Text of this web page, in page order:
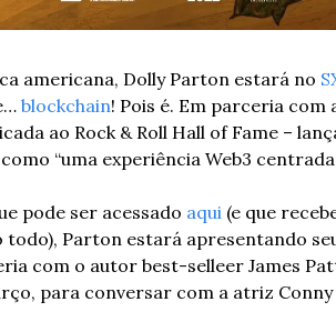
americana, Dolly Parton estará no
blockchain! Pois é. Em parceria
ao Rock & Roll Hall of Fame –
“uma experiência Web3 centrada
pode ser acessado aqui (e que
com o autor best-selleer James
para conversar com a atriz